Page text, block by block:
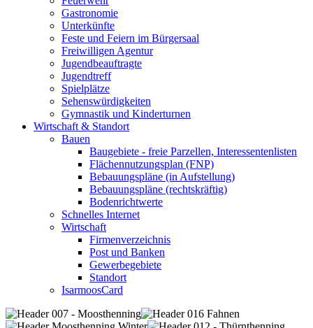
Gastronomie
Unterkünfte
Feste und Feiern im Bürgersaal
Freiwilligen Agentur
Jugendbeauftragte
Jugendtreff
Spielplätze
Sehenswürdigkeiten
Gymnastik und Kinderturnen
Wirtschaft & Standort
Bauen
Baugebiete - freie Parzellen, Interessentenlisten
Flächennutzungsplan (FNP)
Bebauungspläne (in Aufstellung)
Bebauungspläne (rechtskräftig)
Bodenrichtwerte
Schnelles Internet
Wirtschaft
Firmenverzeichnis
Post und Banken
Gewerbegebiete
Standort
IsarmoosCard